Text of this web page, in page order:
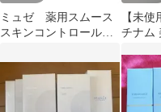
ミュゼ 薬用スムース
スキンコントロール
〈無香料〉2点
【未
チナム